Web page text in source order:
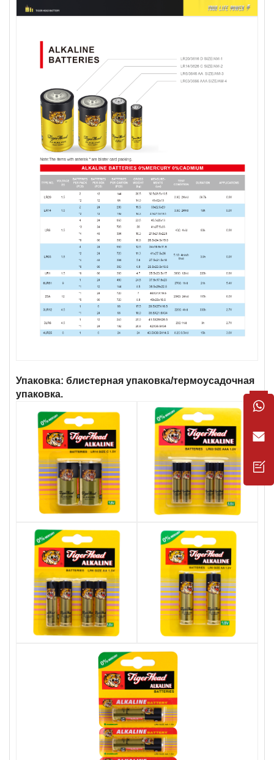
Упаковка: блистерная упаковка/термоусадочная
упаковка.